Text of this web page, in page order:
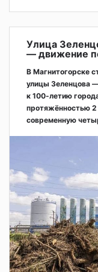
Улица
— движение
В Магнитогорске
улицы Зеленцова
к 100-летию
протяжённостью 2
современную